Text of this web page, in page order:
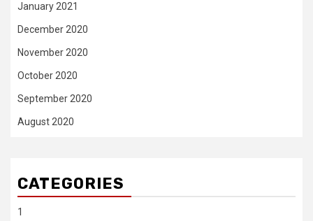
January 2021
December 2020
November 2020
October 2020
September 2020
August 2020
CATEGORIES
1